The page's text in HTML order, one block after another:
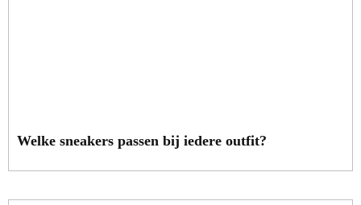
Welke sneakers passen bij iedere outfit?